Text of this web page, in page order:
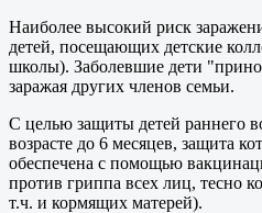
Наиболее высокий риск
детей, посещающих детские
школы). Заболевшие дети
заражая других членов семьи.
С целью защиты детей раннего
возрасте до 6 месяцев, защита
обеспечена с помощью
против гриппа всех лиц, тесно
т.ч. и кормящих матерей).